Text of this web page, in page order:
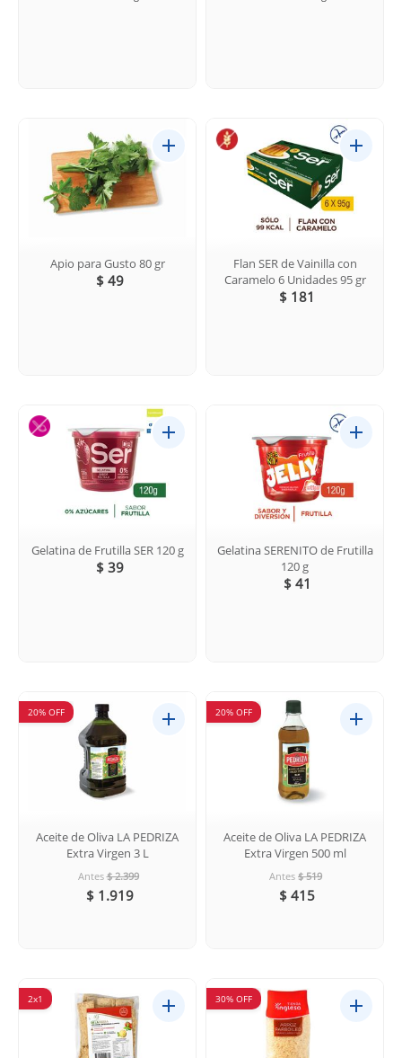
Apio para Gusto 80 gr
$ 49
Flan SER de Vainilla con
Caramelo 6 Unidades 95 gr
$ 181
Gelatina de Frutilla SER 120 g
$ 39
Gelatina SERENITO de Frutilla
120 g
$ 41
20% OFF
Aceite de Oliva LA PEDRIZA
Extra Virgen 3 L
Antes $ 2.399
$ 1.919
20% OFF
Aceite de Oliva LA PEDRIZA
Extra Virgen 500 ml
Antes $ 519
$ 415
2x1 30% OFF